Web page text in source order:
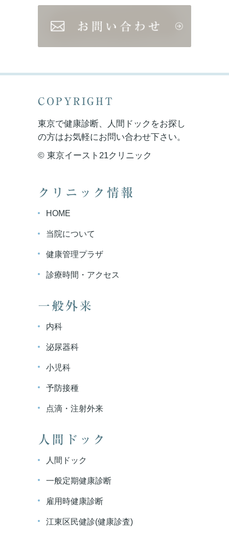
COPYRIGHT
東京で健康診断、人間ドックをお探し
の方はお気軽にお問い合わせ下さい。
© 東京イースト21クリニック
クリニック情報
HOME
当院について
健康管理プラザ
診療時間・アクセス
一般外来
内科
泌尿器科
小児科
予防接種
点滴・注射外来
人間ドック
人間ドック
一般定期健康診断
雇用時健康診断
江東区民健診(健康診査)